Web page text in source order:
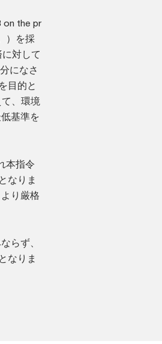
on the pr
）を採
対して
になさ
目的と
、環境
基準を
本指令
なりま
り厳格
らず、
なりま